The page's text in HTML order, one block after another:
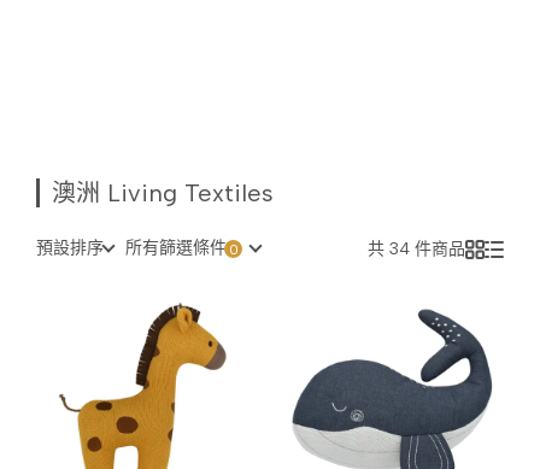
澳洲 Living Textiles
預設排序 所有篩選條件 共 34 件商品